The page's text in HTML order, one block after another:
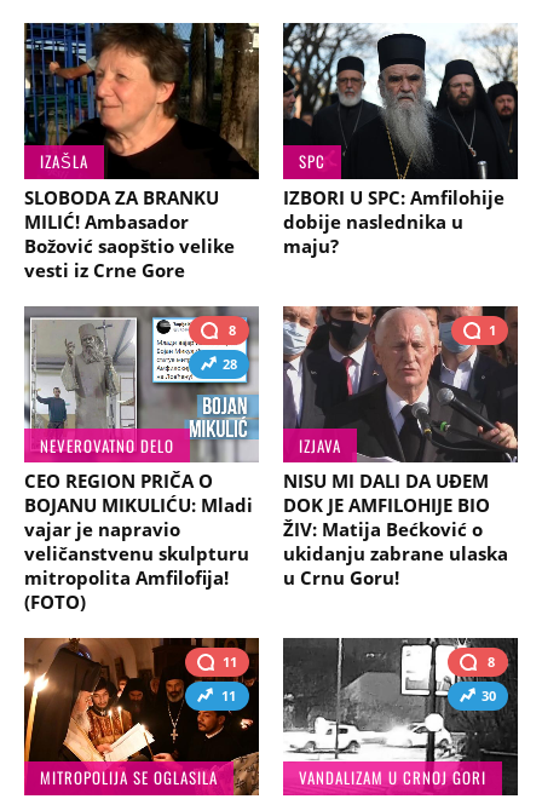
IZAŠLA
SLOBODA ZA BRANKU
MILIĆ! Ambasador
Božović saopštio velike
vesti iz Crne Gore
SPC
IZBORI U SPC: Amfilohije
dobije naslednika u
maju?
8
28
NEVEROVATNO DELO
CEO REGION PRIČA O
BOJANU MIKULIĆU: Mladi
vajar je napravio
veličanstvenu skulpturu
mitropolita Amfilofija!
(FOTO)
1
IZJAVA
NISU MI DALI DA UĐEM
DOK JE AMFILOHIJE BIO
ŽIV: Matija Bećković o
ukidanju zabrane ulaska
u Crnu Goru!
11
11
MITROPOLIJA SE OGLASILA
8
30
VANDALIZAM U CRNOJ GORI